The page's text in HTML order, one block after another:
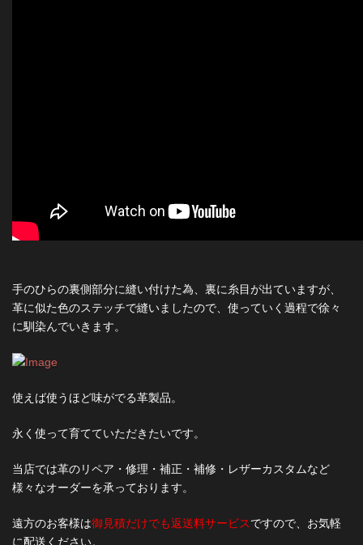
手のひらの裏側部分に縫い付けた為、裏に糸目が出ていますが、
革に似た色のステッチで縫いましたので、使っていく過程で徐々
に馴染んでいきます。
使えば使うほど味がでる革製品。
永く使って育てていただきたいです。
当店では革のリペア・修理・補正・補修・レザーカスタムなど
様々なオーダーを承っております。
遠方のお客様は御見積だけでも返送料サービスですので、お気軽
に配送ください。